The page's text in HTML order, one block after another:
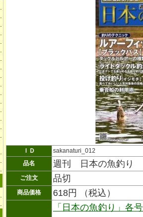
ＩＤ
sakanaturi_012
品名
週刊 日本の魚釣り
ご注文 品切
商品価格 618円 （税込）
「日本の魚釣り」各